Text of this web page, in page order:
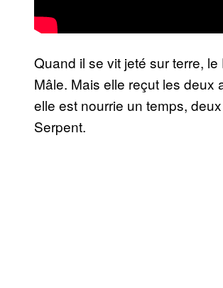
Quand il se vit jeté sur terre,
Mâle. Mais elle reçut les deux
elle est nourrie un temps,
Serpent.